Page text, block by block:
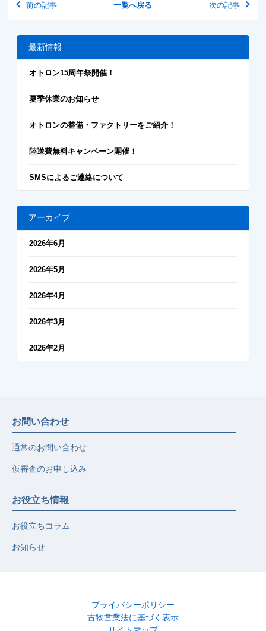
前の記事 一覧へ戻る 次の記事
最新情報
オトロン15周年祭開催！
夏季休業のお知らせ
オトロンの整備・ファクトリーをご紹介！
陸送費無料キャンペーン開催！
SMSによるご連絡について
アーカイブ
2026年6月
2026年5月
2026年4月
2026年3月
2026年2月
お問い合わせ
通常のお問い合わせ
仮審査のお申し込み
お役立ち情報
お役立ちコラム
お知らせ
プライバシーポリシー
古物営業法に基づく表示